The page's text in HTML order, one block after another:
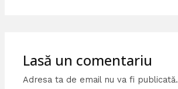
Lasă un comentariu
Adresa ta de email nu va fi publicată.